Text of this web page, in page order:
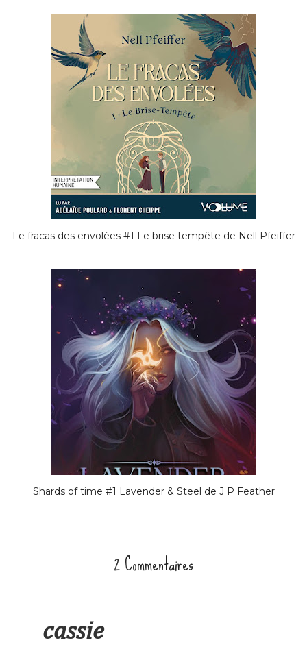
Le fracas des envolées #1 Le brise tempête de Nell Pfeiffer
Shards of time #1 Lavender & Steel de J P Feather
2 Commentaires
cassie